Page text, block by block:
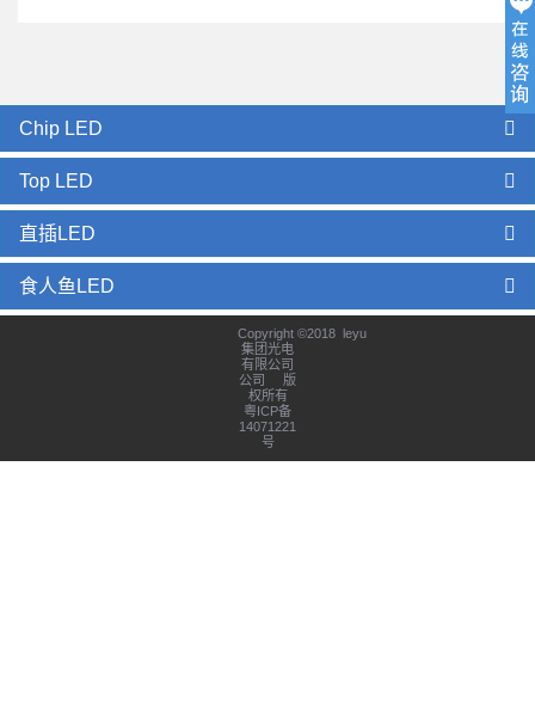
Chip LED
Top LED
直插LED
食人鱼LED
Copyright ©2018 leyu
集团光电
有限公司
公司 版
权所有
粤ICP备
14071221
号